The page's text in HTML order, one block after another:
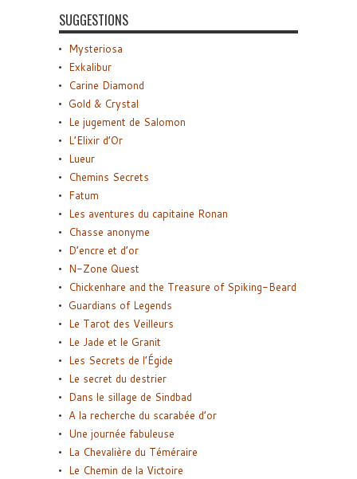
SUGGESTIONS
Mysteriosa
Exkalibur
Carine Diamond
Gold & Crystal
Le jugement de Salomon
L’Elixir d’Or
Lueur
Chemins Secrets
Fatum
Les aventures du capitaine Ronan
Chasse anonyme
D’encre et d’or
N-Zone Quest
Chickenhare and the Treasure of Spiking-Beard
Guardians of Legends
Le Tarot des Veilleurs
Le Jade et le Granit
Les Secrets de l’Égide
Le secret du destrier
Dans le sillage de Sindbad
A la recherche du scarabée d’or
Une journée fabuleuse
La Chevalière du Téméraire
Le Chemin de la Victoire